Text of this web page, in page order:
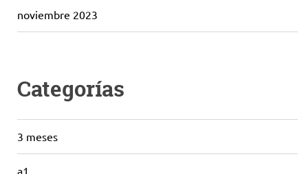
noviembre 2023
Categorías
3 meses
a1